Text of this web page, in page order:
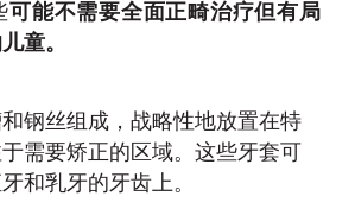
可能不需要全面正畸治疗但有局
童。
钢丝组成，战略性地放置在特
需要矫正的区域。这些牙套可
和乳牙的牙齿上。